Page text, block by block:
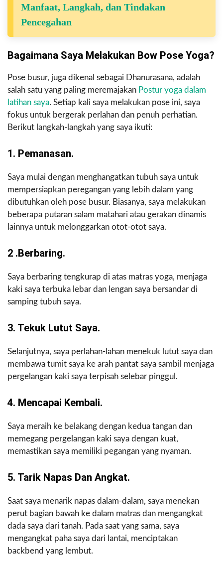
Manfaat, Langkah, dan Tindakan
Pencegahan
Bagaimana Saya Melakukan Bow Pose Yoga?
Pose busur, juga dikenal sebagai Dhanurasana, adalah
salah satu yang paling meremajakan Postur yoga dalam
latihan saya. Setiap kali saya melakukan pose ini, saya
fokus untuk bergerak perlahan dan penuh perhatian.
Berikut langkah-langkah yang saya ikuti:
1. Pemanasan.
Saya mulai dengan menghangatkan tubuh saya untuk
mempersiapkan peregangan yang lebih dalam yang
dibutuhkan oleh pose busur. Biasanya, saya melakukan
beberapa putaran salam matahari atau gerakan dinamis
lainnya untuk melonggarkan otot-otot saya.
2 .Berbaring.
Saya berbaring tengkurap di atas matras yoga, menjaga
kaki saya terbuka lebar dan lengan saya bersandar di
samping tubuh saya.
3. Tekuk Lutut Saya.
Selanjutnya, saya perlahan-lahan menekuk lutut saya dan
membawa tumit saya ke arah pantat saya sambil menjaga
pergelangan kaki saya terpisah selebar pinggul.
4. Mencapai Kembali.
Saya meraih ke belakang dengan kedua tangan dan
memegang pergelangan kaki saya dengan kuat,
memastikan saya memiliki pegangan yang nyaman.
5. Tarik Napas Dan Angkat.
Saat saya menarik napas dalam-dalam, saya menekan
perut bagian bawah ke dalam matras dan mengangkat
dada saya dari tanah. Pada saat yang sama, saya
mengangkat paha saya dari lantai, menciptakan
backbend yang lembut.